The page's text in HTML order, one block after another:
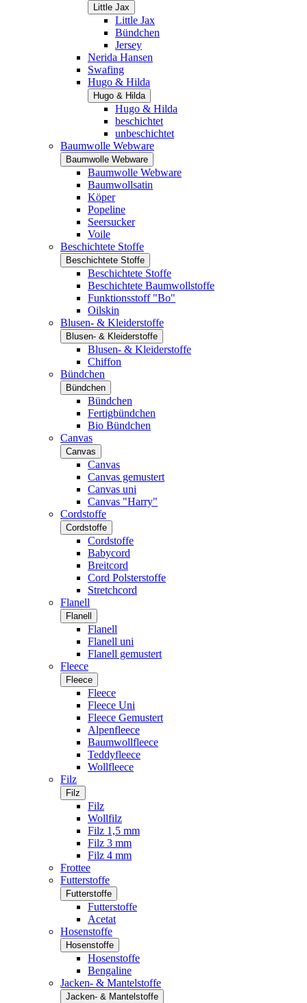
Little Jax
Little Jax
Bündchen
Jersey
Nerida Hansen
Swafing
Hugo & Hilda
Hugo & Hilda
Hugo & Hilda
beschichtet
unbeschichtet
Baumwolle Webware
Baumwolle Webware
Baumwolle Webware
Baumwollsatin
Köper
Popeline
Seersucker
Voile
Beschichtete Stoffe
Beschichtete Stoffe
Beschichtete Stoffe
Beschichtete Baumwollstoffe
Funktionsstoff "Bo"
Oilskin
Blusen- & Kleiderstoffe
Blusen- & Kleiderstoffe
Blusen- & Kleiderstoffe
Chiffon
Bündchen
Bündchen
Bündchen
Fertigbündchen
Bio Bündchen
Canvas
Canvas
Canvas
Canvas gemustert
Canvas uni
Canvas "Harry"
Cordstoffe
Cordstoffe
Cordstoffe
Babycord
Breitcord
Cord Polsterstoffe
Stretchcord
Flanell
Flanell
Flanell
Flanell uni
Flanell gemustert
Fleece
Fleece
Fleece
Fleece Uni
Fleece Gemustert
Alpenfleece
Baumwollfleece
Teddyfleece
Wollfleece
Filz
Filz
Filz
Wollfilz
Filz 1,5 mm
Filz 3 mm
Filz 4 mm
Frottee
Futterstoffe
Futterstoffe
Futterstoffe
Acetat
Hosenstoffe
Hosenstoffe
Hosenstoffe
Bengaline
Jacken- & Mantelstoffe
Jacken- & Mantelstoffe